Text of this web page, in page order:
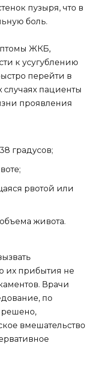
пузыря, что в
боль.
ЖКБ,
к усугублению
перейти в
пациенты
проявления
градусов;
рвотой или
живота.
их прибытия не
Врачи
по
решено,
вмешательство